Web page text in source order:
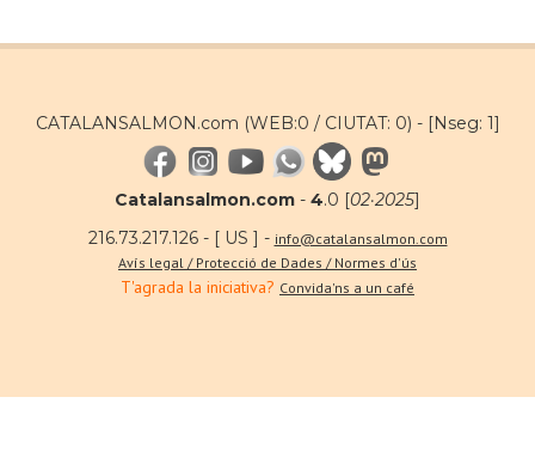
CATALANSALMON.com (WEB:0 / CIUTAT: 0) - [Nseg: 1]
Catalansalmon.com - 4.0 [02·2025]
216.73.217.126 - [ US ] - info@catalansalmon.com
Avís legal / Protecció de Dades / Normes d'ús
T'agrada la iniciativa? Convida'ns a un café